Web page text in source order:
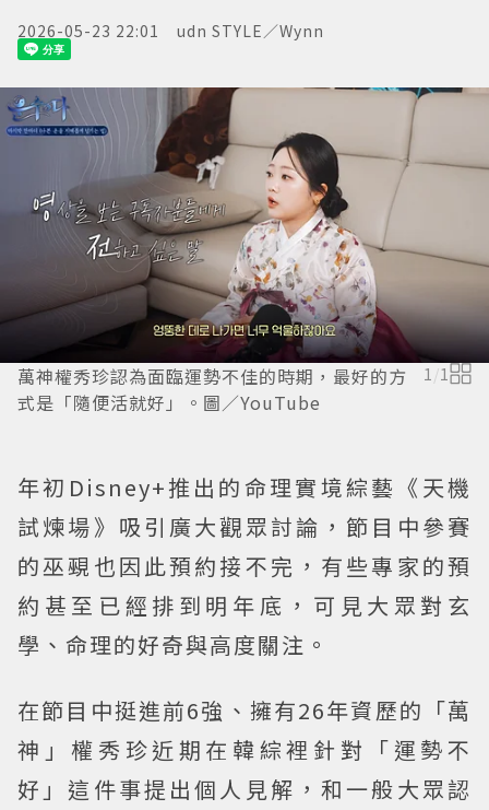
2026-05-23 22:01 udn STYLE／Wynn
萬神權秀珍認為面臨運勢不佳的時期，最好的方
式是「隨便活就好」。圖／YouTube
1 /1
年初Disney+推出的命理實境綜藝《天機
試煉場》吸引廣大觀眾討論，節目中參賽
的巫覡也因此預約接不完，有些專家的預
約甚至已經排到明年底，可見大眾對玄
學、命理的好奇與高度關注。
在節目中挺進前6強、擁有26年資歷的「萬
神」權秀珍近期在韓綜裡針對「運勢不
好」這件事提出個人見解，和一般大眾認